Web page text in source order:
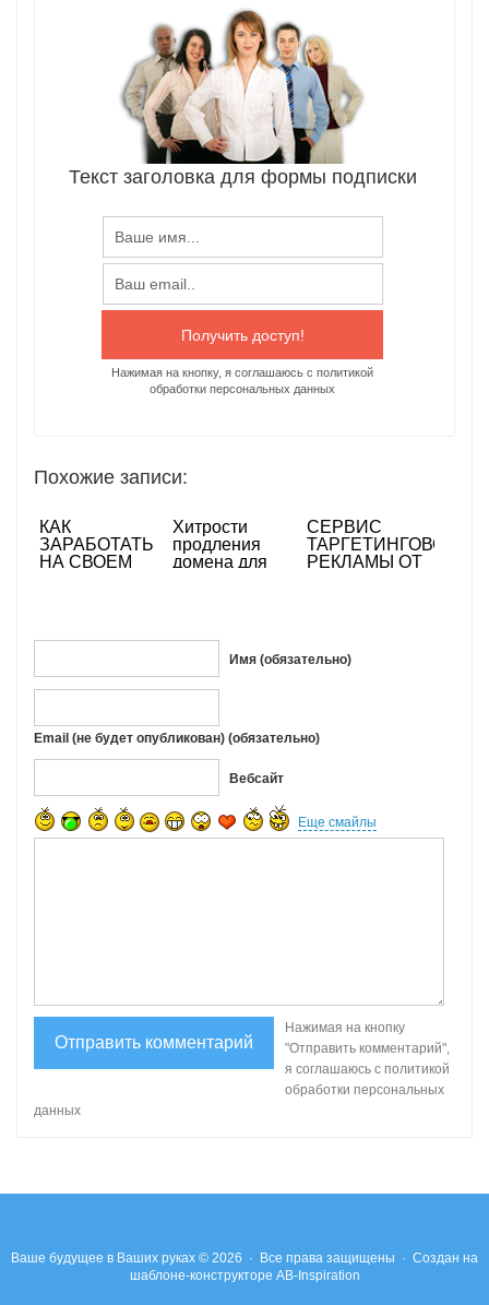
Текст заголовка для формы подписки
Нажимая на кнопку, я соглашаюсь с политикой
обработки персональных данных
Похожие записи:
КАК
ЗАРАБОТАТЬ
НА СВОЕМ
Хитрости
продления
домена для
СЕРВИС
ТАРГЕТИНГОВОЙ
РЕКЛАМЫ ОТ
Имя (обязательно)
Email (не будет опубликован) (обязательно)
Вебсайт
Еще смайлы
Нажимая на кнопку
"Отправить комментарий",
я соглашаюсь с политикой
обработки персональных
данных
Ваше будущее в Ваших руках © 2026 · Все права защищены · Создан на
шаблоне-конструкторе AB-Inspiration